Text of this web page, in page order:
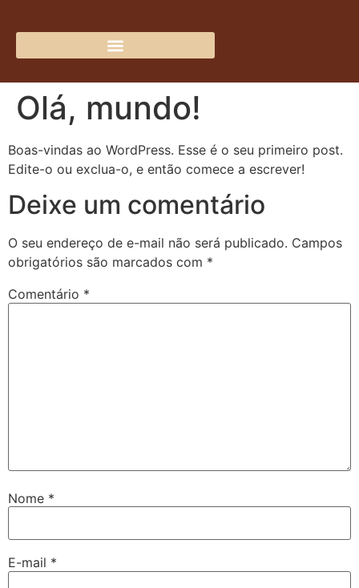
Olá, mundo!
Boas-vindas ao WordPress. Esse é o seu primeiro post.
Edite-o ou exclua-o, e então comece a escrever!
Deixe um comentário
O seu endereço de e-mail não será publicado. Campos
obrigatórios são marcados com *
Comentário *
Nome *
E-mail *